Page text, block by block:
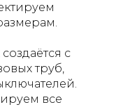
с
труб,
все